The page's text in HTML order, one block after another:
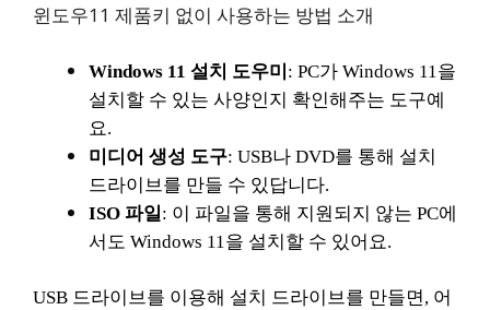
윈도우11 제품키 없이 사용하는 방법 소개
Windows 11 설치 도우미 : PC가 Windows 11을
설치할 수 있는 사양인지 확인해주는 도구예
요.
미디어 생성 도구: USB나 DVD를 통해 설치
드라이브를 만들 수 있답니다.
ISO 파일 : 이 파일을 통해 지원되지 않는 PC에
서도 Windows 11을 설치할 수 있어요.
USB 드라이브를 이용해 설치 드라이브를 만들면, 어